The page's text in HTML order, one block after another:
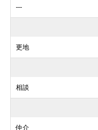
---
更地
相談
仲介